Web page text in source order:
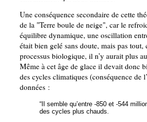
Une conséquence secondaire de cette
de la "Terre boule de neige", car le
équilibre dynamique, une oscillation
était bien gelé sans doute, mais pas
processus biologique, il n’y aurait plus
Même à cet âge de glace il devait donc
des cycles climatiques (conséquence de
données :
“Il semble qu’entre -850 et -544
des cycles plus chauds.